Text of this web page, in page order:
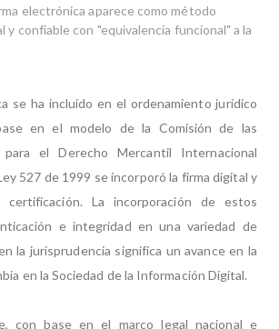
electrónica aparece como método
confiable con "equivalencia funcional" a la
se ha incluido en el ordenamiento jurídico
en el modelo de la Comisión de las
para el Derecho Mercantil Internacional
527 de 1999 se incorporó la firma digital y
La incorporación de estos
e integridad en una variedad de
la jurisprudencia significa un avance en la
en la Sociedad de la Información Digital.
con base en el marco legal nacional e